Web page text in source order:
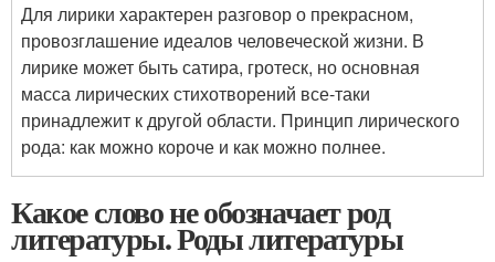
Для лирики характерен разговор о прекрасном,
провозглашение идеалов человеческой жизни. В
лирике может быть сатира, гротеск, но основная
масса лирических стихотворений все-таки
принадлежит к другой области. Принцип лирического
рода: как можно короче и как можно полнее.
Какое слово не обозначает род
литературы. Роды литературы